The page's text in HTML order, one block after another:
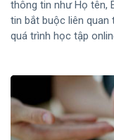
thông tin như Họ tên,
tin bắt buộc liên
quá trình học tập